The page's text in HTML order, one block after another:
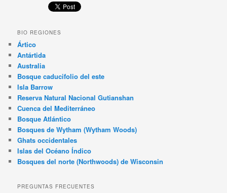
BIO REGIONES
Ártico
Antártida
Australia
Bosque caducifolio del este
Isla Barrow
Reserva Natural Nacional Gutianshan
Cuenca del Mediterráneo
Bosque Atlántico
Bosques de Wytham (Wytham Woods)
Ghats occidentales
Islas del Océano Índico
Bosques del norte (Northwoods) de Wisconsin
PREGUNTAS FRECUENTES